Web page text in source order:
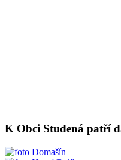
K Obci Studená patří
Domašín